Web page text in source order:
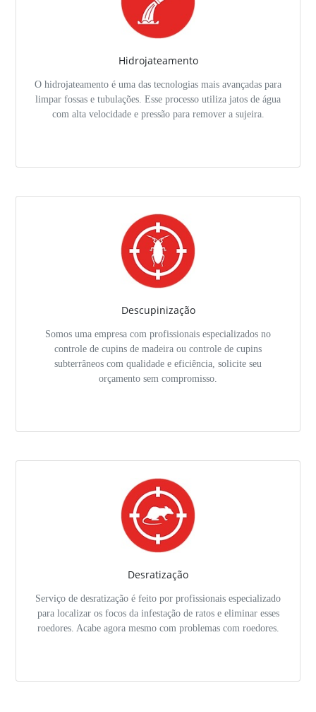
Hidrojateamento
O hidrojateamento é uma das tecnologias mais avançadas para
limpar fossas e tubulações. Esse processo utiliza jatos de água
com alta velocidade e pressão para remover a sujeira.
Descupinização
Somos uma empresa com profissionais especializados no
controle de cupins de madeira ou controle de cupins
subterrâneos com qualidade e eficiência, solicite seu
orçamento sem compromisso.
Desratização
Serviço de desratização é feito por profissionais especializado
para localizar os focos da infestação de ratos e eliminar esses
roedores. Acabe agora mesmo com problemas com roedores.